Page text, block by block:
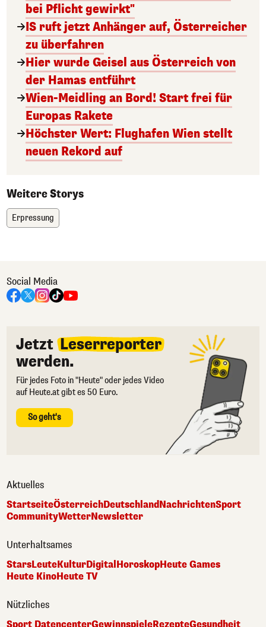
bei Pflicht gewirkt"
IS ruft jetzt Anhänger auf, Österreicher
zu überfahren
Hier wurde Geisel aus Österreich von
der Hamas entführt
Wien-Meidling an Bord! Start frei für
Europas Rakete
Höchster Wert: Flughafen Wien stellt
neuen Rekord auf
Weitere Storys
Erpressung
Social Media
Jetzt Leserreporter
werden.
Für jedes Foto in "Heute" oder jedes Video
auf Heute.at gibt es 50 Euro.
So geht's
Aktuelles
StartseiteÖsterreichDeutschlandNachrichtenSport
CommunityWetterNewsletter
Unterhaltsames
StarsLeuteKulturDigitalHoroskopHeute Games
Heute KinoHeute TV
Nützliches
Sport DatencenterGewinnspieleRezepteGesundheit